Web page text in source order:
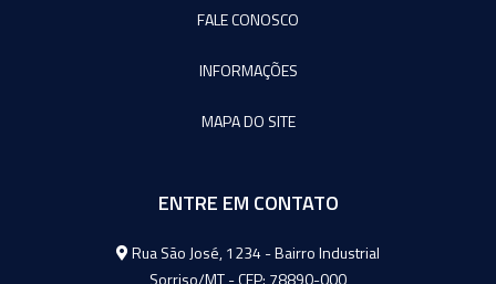
FALE CONOSCO
INFORMAÇÕES
MAPA DO SITE
ENTRE EM CONTATO
Agromeq
Rua São José, 1234 - Bairro Industrial
Sorriso/MT - CEP: 78890-000